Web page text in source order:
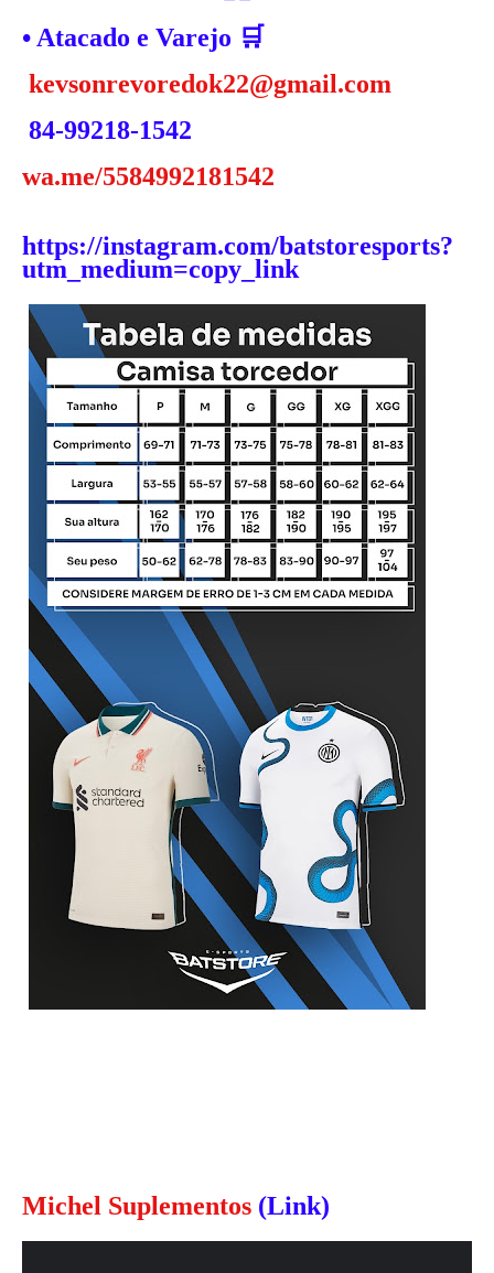
• Atacado e Varejo 🛒
kevsonrevoredok22@gmail.com
84-99218-1542
wa.me/5584992181542
https://instagram.com/batstoresports?
utm_medium=copy_link
Michel Suplementos (Link)